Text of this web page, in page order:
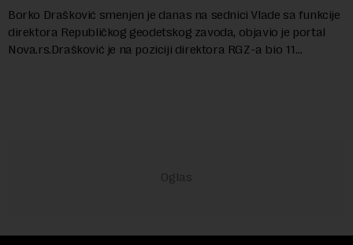
Borko Drašković smenjen je danas na sednici Vlade sa funkcije
direktora Republičkog geodetskog zavoda, objavio je portal
Nova.rs.Drašković je na poziciji direktora RGZ-a bio 11